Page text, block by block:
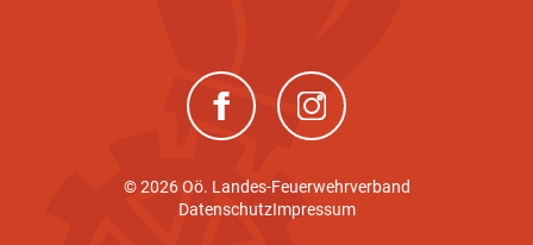
(neues Fenster)(neues Fenster)
© 2026 Oö. Landes-Feuerwehrverband
DatenschutzImpressum